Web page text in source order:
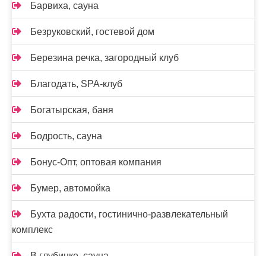
Барвиха, сауна
Безруковский, гостевой дом
Березина речка, загородный клуб
Благодать, SPA-клуб
Богатырская, баня
Бодрость, сауна
Бонус-Опт, оптовая компания
Бумер, автомойка
Бухта радости, гостинично-развлекательный
комплекс